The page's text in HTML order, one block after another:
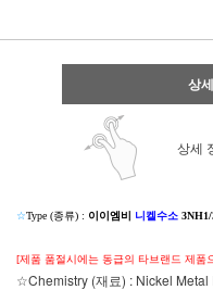
상
상세
☆Type (종류) : 이이엠비 니켈수소
[제품 품절시에는 동급의 타브랜드 제품
☆Chemistry (재료) : Nickel Metal